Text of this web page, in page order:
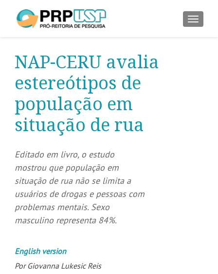
NAP-CERU avalia
estereótipos de
população em
situação de rua
Editado em livro, o estudo
mostrou que população em
situação de rua não se limita a
usuários de drogas e pessoas com
problemas mentais. Sexo
masculino representa 84%.
English version
Por Giovanna Lukesic Reis